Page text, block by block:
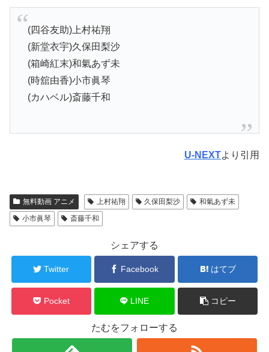
(四谷友助)上村祐翔
(新堂衣宇)久保田梨沙
(箱崎紅末)和氣あず未
(時舘由香)小市眞琴
(カハベル)斎藤千和
U-NEXTより引用
無料動画 アニメ 上村祐翔 久保田梨沙
和氣あず未
小市眞琴
斎藤千和
シェアする
Twitter Facebook はてブ
Pocket LINE コピー
たむをフォローする